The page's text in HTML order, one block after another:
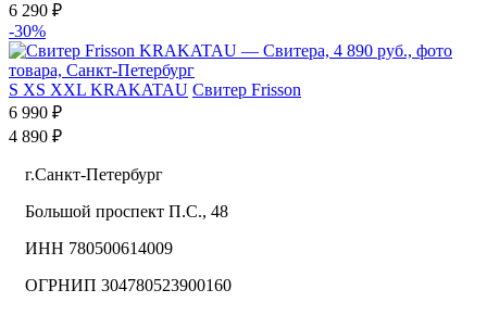
6 290 ₽
-30%
S XS XXL KRAKATAU Свитер Frisson
6 990 ₽
4 890 ₽
г.Санкт-Петербург
Большой проспект П.С., 48
ИНН 780500614009
ОГРНИП 304780523900160